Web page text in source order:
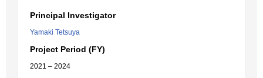
Principal Investigator
Yamaki Tetsuya
Project Period (FY)
2021 – 2024